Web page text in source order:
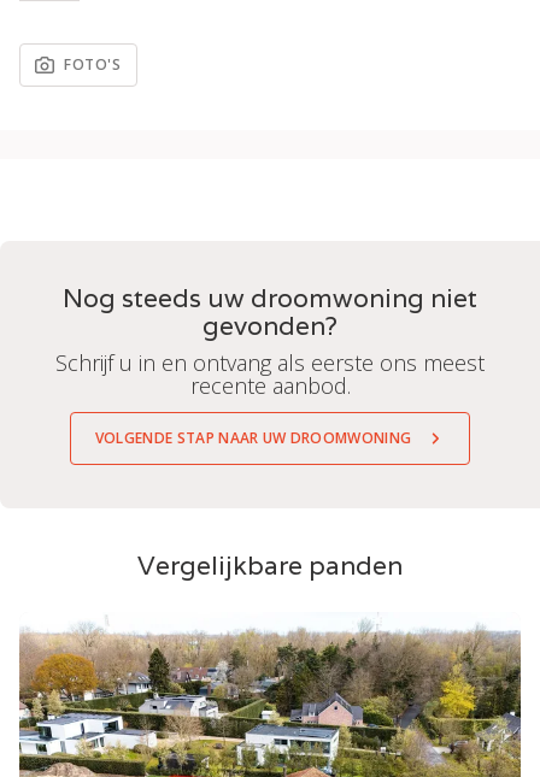
FOTO'S
Nog steeds uw droomwoning niet
gevonden?
Schrijf u in en ontvang als eerste ons meest
recente aanbod.
VOLGENDE STAP NAAR UW DROOMWONING
Vergelijkbare panden